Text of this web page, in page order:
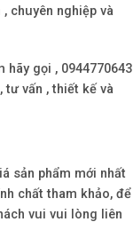
chuyên nghiệp và
hãy gọi , 0944770643
vấn , thiết kế và
sản phẩm mới nhất
chất tham khảo, để
vui vui lòng liên